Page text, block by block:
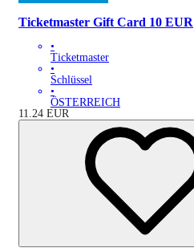
Ticketmaster Gift Card 10 EUR
•
Ticketmaster
•
Schlüssel
•
ÖSTERREICH
11.24 EUR